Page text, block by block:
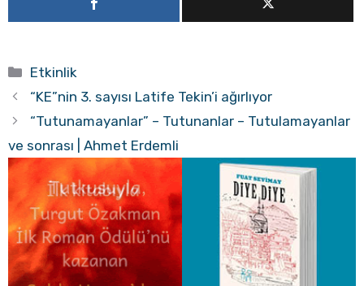
Kategoriler
Etkinlik
“KE”nin 3. sayısı Latife Tekin’i ağırlıyor
“Tutunamayanlar” – Tutunanlar – Tutulamayanlar
ve sonrası | Ahmet Erdemli